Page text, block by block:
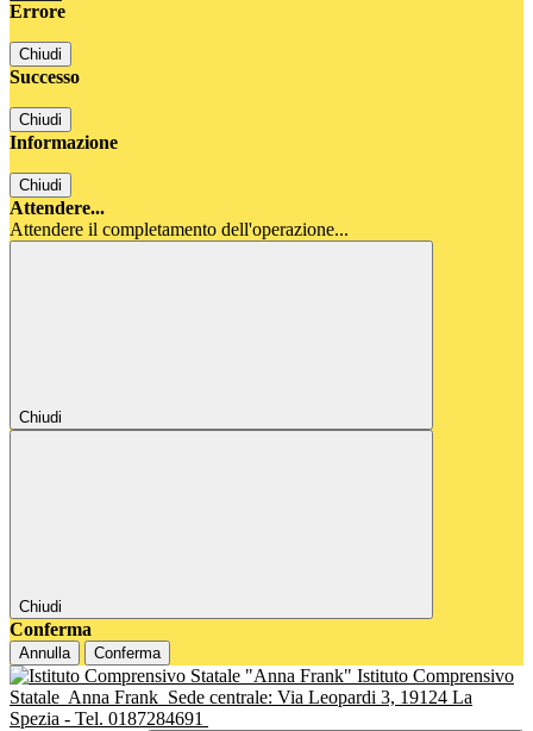
Errore
Chiudi
Successo
Chiudi
Informazione
Chiudi
Attendere...
Attendere il completamento dell'operazione...
Chiudi
Chiudi
Conferma
Annulla Conferma
Istituto Comprensivo
Statale Anna Frank Sede centrale: Via Leopardi 3, 19124 La
Spezia - Tel. 0187284691